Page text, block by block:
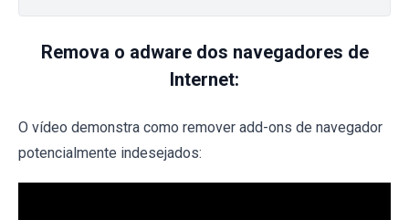
Remova o adware dos navegadores de
Internet:
O vídeo demonstra como remover add-ons de navegador
potencialmente indesejados: